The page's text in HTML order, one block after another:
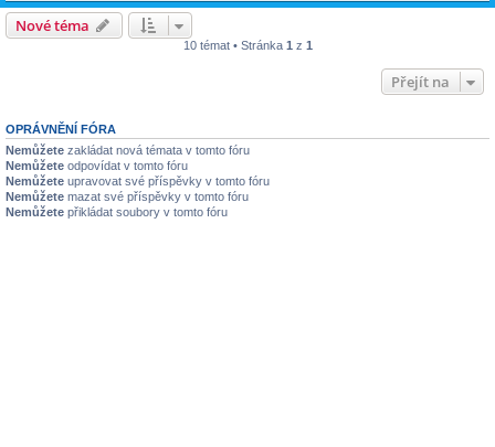
Nové téma
10 témat • Stránka 1 z 1
Přejít na
OPRÁVNĚNÍ FÓRA
Nemůžete zakládat nová témata v tomto fóru
Nemůžete odpovídat v tomto fóru
Nemůžete upravovat své příspěvky v tomto fóru
Nemůžete mazat své příspěvky v tomto fóru
Nemůžete přikládat soubory v tomto fóru